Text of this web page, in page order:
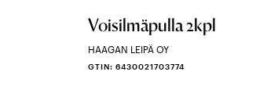
Voisilmäpulla 2kpl
HAAGAN LEIPÄ OY
GTIN: 6430021703774